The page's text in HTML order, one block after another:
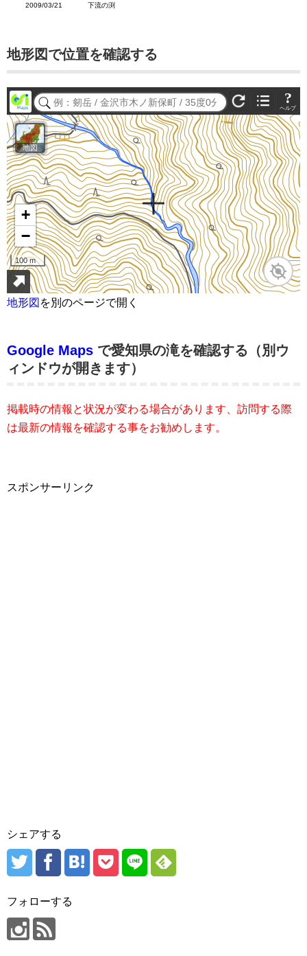
2009/03/21 下流の渕
地形図で位置を確認する
地形図 を別のページで開く
Google Maps で愛知県の滝を確認する（別ウ
ィンドウが開きます）
掲載時の情報と状況が変わる場合があります、訪問する際
は最新の情報を確認する事をお勧めします。
スポンサーリンク
シェアする
フォローする